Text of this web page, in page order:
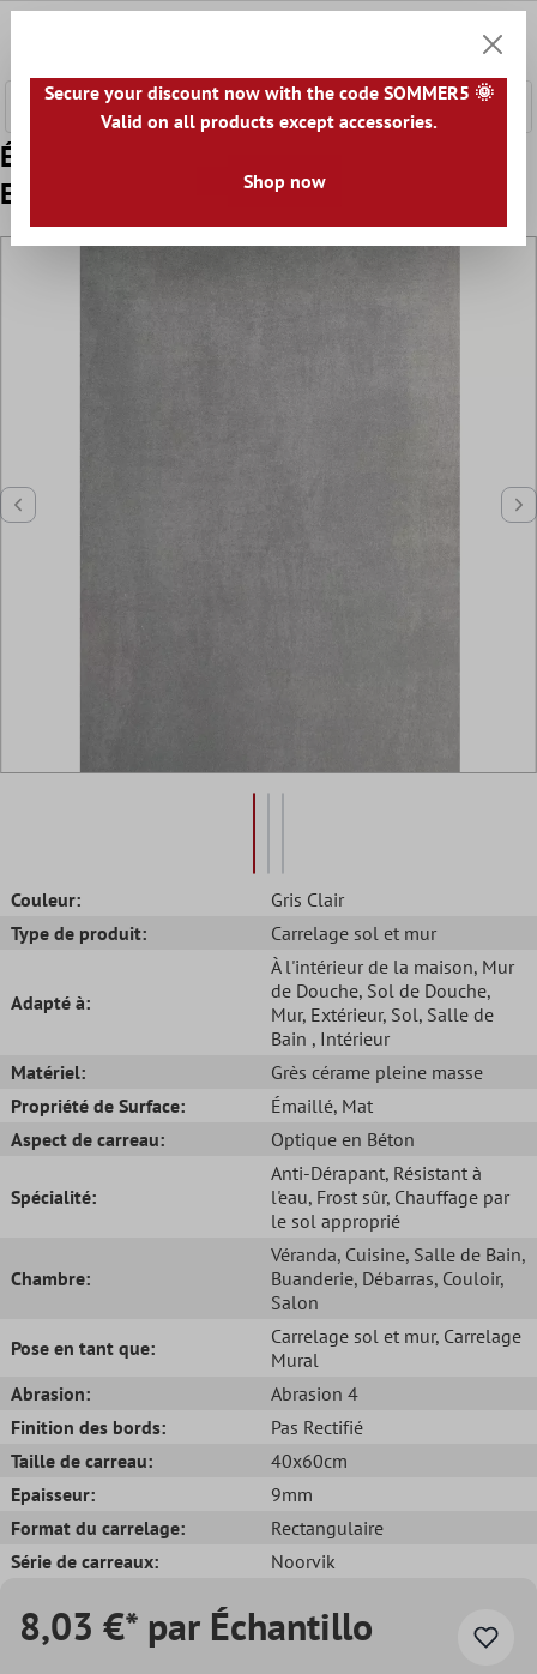
Panier
Échantillon Carrelage Sol Et Mur Optique
En Béton Noorvik Gris Clair 60x120cm
Couleur:
Gris Clair
Type de produit:
Carrelage sol et mur
Adapté à:
À l'intérieur de la maison, Mur
de Douche, Sol de Douche,
Mur, Extérieur, Sol, Salle de
Bain , Intérieur
Matériel:
Grès cérame pleine masse
Propriété de Surface:
Émaillé, Mat
Aspect de carreau:
Optique en Béton
Spécialité:
Anti-Dérapant, Résistant à
l'eau, Frost sûr, Chauffage par
le sol approprié
Chambre:
Véranda, Cuisine, Salle de Bain,
Buanderie, Débarras, Couloir,
Salon
Pose en tant que:
Carrelage sol et mur, Carrelage
Mural
Abrasion:
Abrasion 4
Finition des bords:
Pas Rectifié
Taille de carreau:
40x60cm
Epaisseur:
9mm
Format du carrelage:
Rectangulaire
Série de carreaux:
Noorvik
8,03 €* par Échantillo
Secure your discount now with the code SOMMER5 🌞
Valid on all products except accessories.
Shop now